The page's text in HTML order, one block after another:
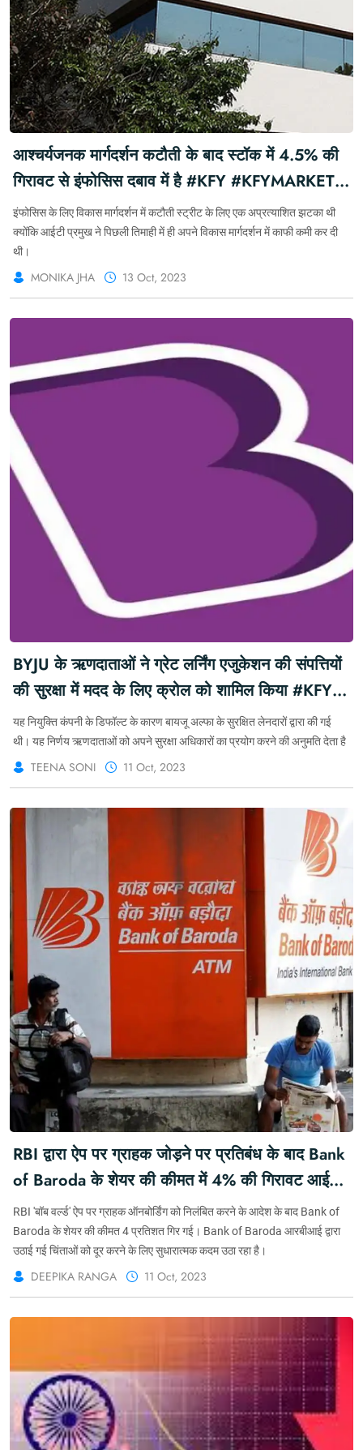
आश्चर्यजनक मार्गदर्शन कटौती के बाद स्टॉक में 4.5% की
गिरावट से इंफोसिस दबाव में है #KFY #KFYMARKET
#KFYBREAKING #MARKETFORYOU
इंफोसिस के लिए विकास मार्गदर्शन में कटौती स्ट्रीट के लिए एक अप्रत्याशित झटका थी
क्योंकि आईटी प्रमुख ने पिछली तिमाही में ही अपने विकास मार्गदर्शन में काफी कमी कर दी
थी।
MONIKA JHA 13 Oct, 2023
BYJU के ऋणदाताओं ने ग्रेट लर्निंग एजुकेशन की संपत्तियों
की सुरक्षा में मदद के लिए क्रोल को शामिल किया #KFY
#KFYBREAKING #BYJU
यह नियुक्ति कंपनी के डिफॉल्ट के कारण बायजू अल्फा के सुरक्षित लेनदारों द्वारा की गई
थी। यह निर्णय ऋणदाताओं को अपने सुरक्षा अधिकारों का प्रयोग करने की अनुमति देता है
TEENA SONI 11 Oct, 2023
RBI द्वारा ऐप पर ग्राहक जोड़ने पर प्रतिबंध के बाद Bank
of Baroda के शेयर की कीमत में 4% की गिरावट आई
#KFY #KFYMARKET #KFYBREAKING
#MARKETFORYOU
RBI 'बॉब वर्ल्ड' ऐप पर ग्राहक ऑनबोर्डिंग को निलंबित करने के आदेश के बाद Bank of
Baroda के शेयर की कीमत 4 प्रतिशत गिर गई। Bank of Baroda आरबीआई द्वारा
उठाई गई चिंताओं को दूर करने के लिए सुधारात्मक कदम उठा रहा है।
DEEPIKA RANGA 11 Oct, 2023